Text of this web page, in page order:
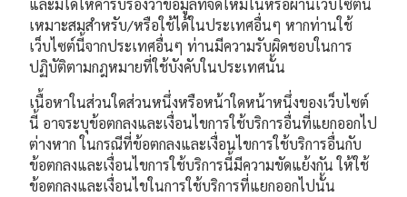
และมิได้ให้คำรับรองว่าข้อมูลที่จัดให้มีในหรือผ่านเว็บไซต์นี้
เหมาะสมสำหรับ/หรือใช้ได้ในประเทศอื่นๆ หากท่านใช้
เว็บไซต์นี้จากประเทศอื่นๆ ท่านมีความรับผิดชอบในการ
ปฏิบัติตามกฎหมายที่ใช้บังคับในประเทศนั้น
เนื้อหาในส่วนใดส่วนหนึ่งหรือหน้าใดหน้าหนึ่งของเว็บไซต์
นี้ อาจระบุข้อตกลงและเงื่อนไขการใช้บริการอื่นที่แยกออกไป
ต่างหาก ในกรณีที่ข้อตกลงและเงื่อนไขการใช้บริการอื่นกับ
ข้อตกลงและเงื่อนไขการใช้บริการนี้มีความขัดแย้งกัน ให้ใช้
ข้อตกลงและเงื่อนไขในการใช้บริการที่แยกออกไปนั้น